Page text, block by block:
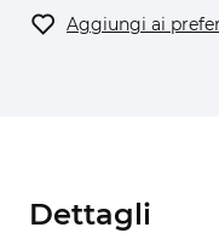
Aggiungi ai
Dettagli